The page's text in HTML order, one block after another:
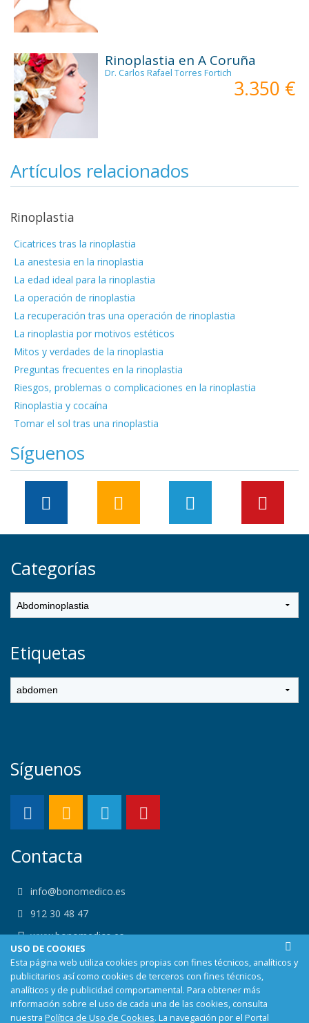
Rinoplastia en A Coruña
Dr. Carlos Rafael Torres Fortich
3.350 €
Artículos relacionados
Rinoplastia
Cicatrices tras la rinoplastia
La anestesia en la rinoplastia
La edad ideal para la rinoplastia
La operación de rinoplastia
La recuperación tras una operación de rinoplastia
La rinoplastia por motivos estéticos
Mitos y verdades de la rinoplastia
Preguntas frecuentes en la rinoplastia
Riesgos, problemas o complicaciones en la rinoplastia
Rinoplastia y cocaína
Tomar el sol tras una rinoplastia
Síguenos
Categorías
Etiquetas
Síguenos
Contacta
info@bonomedico.es
912 30 48 47
www.bonomedico.es
Calle Alemania 23, 29001 Malaga, Málaga
Contacto Aviso médico Bonomédico web
USO DE COOKIES
Esta página web utiliza cookies propias con fines técnicos, analíticos y
publicitarios así como cookies de terceros con fines técnicos,
analíticos y de publicidad comportamental. Para obtener más
información sobre el uso de cada una de las cookies, consulta
nuestra Política de Uso de Cookies. La navegación por el Portal